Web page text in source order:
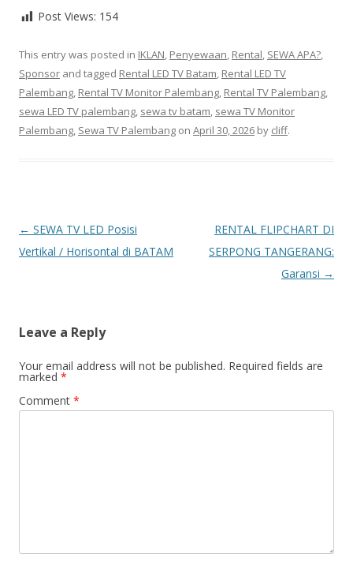
Post Views: 154
This entry was posted in IKLAN, Penyewaan, Rental, SEWA APA?,
Sponsor and tagged Rental LED TV Batam, Rental LED TV
Palembang, Rental TV Monitor Palembang, Rental TV Palembang,
sewa LED TV palembang, sewa tv batam, sewa TV Monitor
Palembang, Sewa TV Palembang on April 30, 2026 by cliff.
Post navigation
← SEWA TV LED Posisi
Vertikal / Horisontal di BATAM
RENTAL FLIPCHART DI
SERPONG TANGERANG:
Garansi →
Leave a Reply
Your email address will not be published. Required fields are
marked *
Comment *